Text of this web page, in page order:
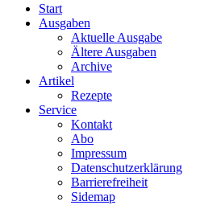
Start
Ausgaben
Aktuelle Ausgabe
Ältere Ausgaben
Archive
Artikel
Rezepte
Service
Kontakt
Abo
Impressum
Datenschutzerklärung
Barrierefreiheit
Sidemap